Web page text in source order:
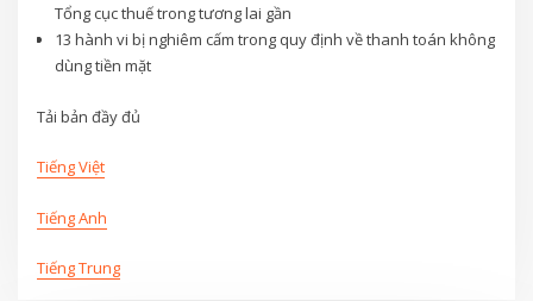
Tổng cục thuế trong tương lai gần
13 hành vi bị nghiêm cấm trong quy định về thanh toán không
dùng tiền mặt
Tải bản đầy đủ
Tiếng Việt
Tiếng Anh
Tiếng Trung